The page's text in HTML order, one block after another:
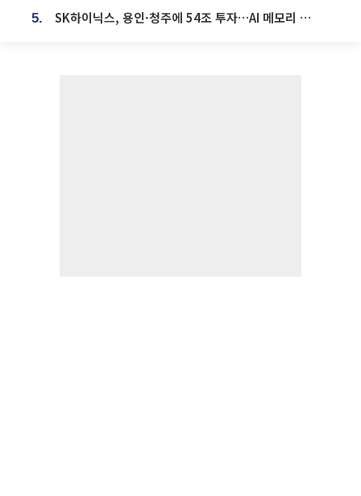
5. SK하이닉스, 용인·청주에 54조 투자…AI 메모리 생산기지 키운다